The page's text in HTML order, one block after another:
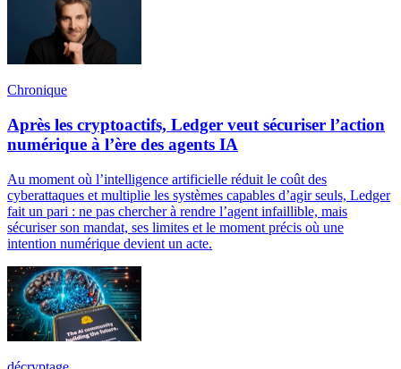
Chronique
Après les cryptoactifs, Ledger veut sécuriser l’action
numérique à l’ère des agents IA
Au moment où l’intelligence artificielle réduit le coût des
cyberattaques et multiplie les systèmes capables d’agir seuls, Ledger
fait un pari : ne pas chercher à rendre l’agent infaillible, mais
sécuriser son mandat, ses limites et le moment précis où une
intention numérique devient un acte.